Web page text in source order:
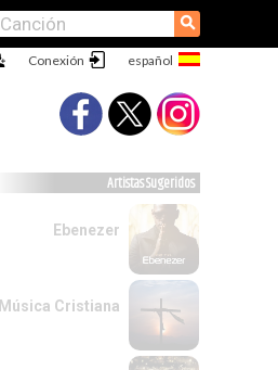
⚲
Conexión
Artistas Sugeridos
Ebenezer
Música Cristiana